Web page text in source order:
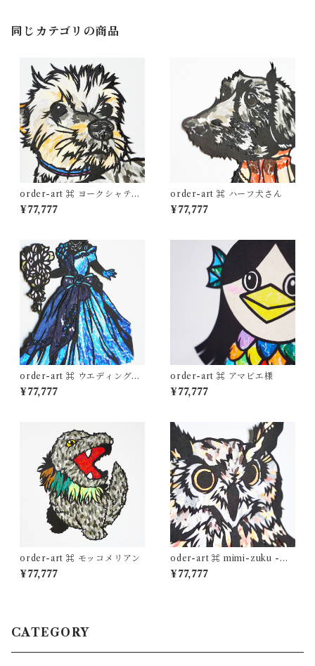
同じカテゴリの商品
order-art ⌘ ヨークシャテリ
アさん
¥77,777
order-art ⌘ ハーフ犬さん
¥77,777
order-art ⌘ ウエディングド
レス
¥77,777
order-art ⌘ アマビエ様
¥77,777
order-art ⌘ モッコメリアン
¥77,777
oder-art ⌘ mimi-zuku -木
兎-
¥77,777
CATEGORY